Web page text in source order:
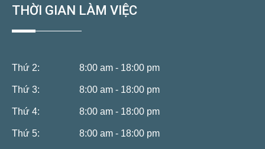
THỜI GIAN LÀM VIỆC
Thứ 2: 8:00 am - 18:00 pm
Thứ 3: 8:00 am - 18:00 pm
Thứ 4: 8:00 am - 18:00 pm
Thứ 5: 8:00 am - 18:00 pm